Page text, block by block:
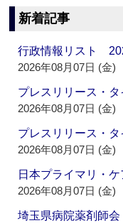
新着記事
行政情報リスト
2026年08月07日 (金)
プレスリリース・
2026年08月07日 (金)
プレスリリース・
2026年08月07日 (金)
日本プライマリ・
2026年08月07日 (金)
埼玉県病院薬剤師